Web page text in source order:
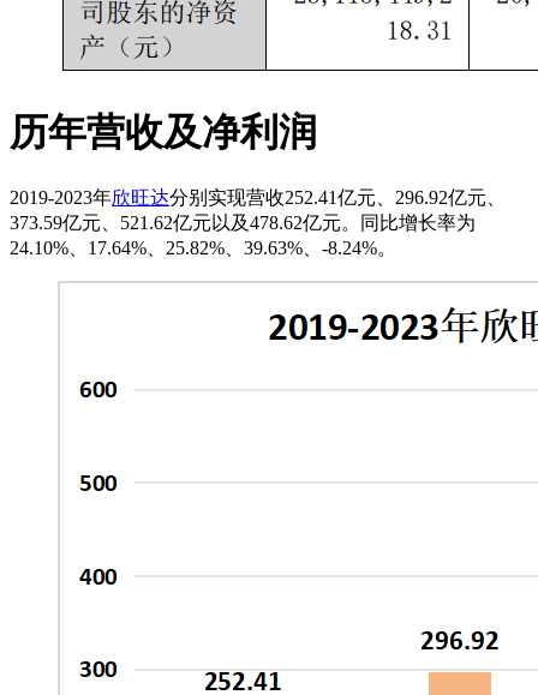
历年营收及净利润
2019-2023年欣旺达分别实现营收252.41亿元、296.92亿元、
373.59亿元、521.62亿元以及478.62亿元。同比增长率为
24.10%、17.64%、25.82%、39.63%、-8.24%。